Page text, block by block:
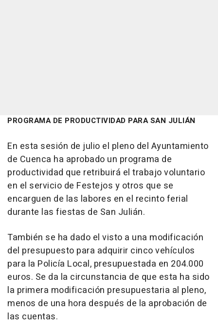
PROGRAMA DE PRODUCTIVIDAD PARA SAN JULIÁN
En esta sesión de julio el pleno del Ayuntamiento
de Cuenca ha aprobado un programa de
productividad que retribuirá el trabajo voluntario
en el servicio de Festejos y otros que se
encarguen de las labores en el recinto ferial
durante las fiestas de San Julián.
También se ha dado el visto a una modificación
del presupuesto para adquirir cinco vehículos
para la Policía Local, presupuestada en 204.000
euros. Se da la circunstancia de que esta ha sido
la primera modificación presupuestaria al pleno,
menos de una hora después de la aprobación de
las cuentas.